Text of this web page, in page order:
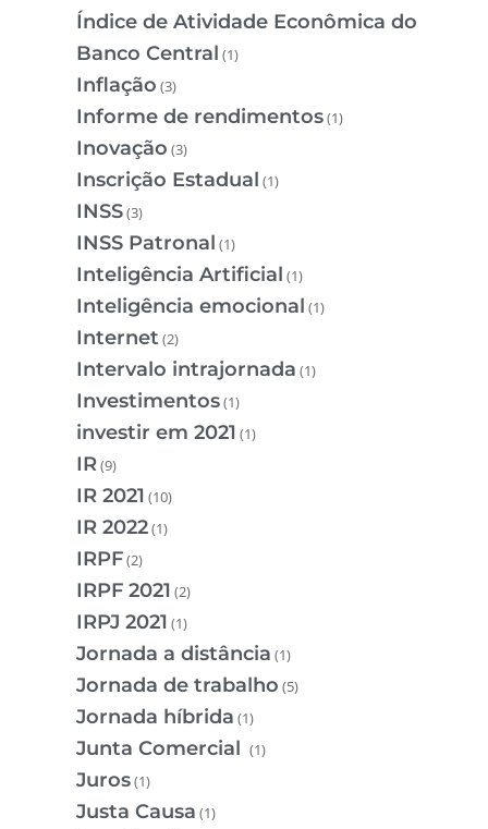
Índice de Atividade Econômica do
Banco Central (1)
Inflação (3)
Informe de rendimentos(1)
Inovação (3)
Inscrição Estadual (1)
INSS(3)
INSS Patronal (1)
Inteligência Artificial (1)
Inteligência emocional (1)
Internet (2)
Intervalo intrajornada (1)
Investimentos(1)
investir em 2021 (1)
IR(9)
IR 2021 (10)
IR 2022(1)
IRPF(2)
IRPF 2021 (2)
IRPJ 2021 (1)
Jornada a distância (1)
Jornada de trabalho (5)
Jornada híbrida (1)
Junta Comercial (1)
Juros(1)
Justa Causa (1)